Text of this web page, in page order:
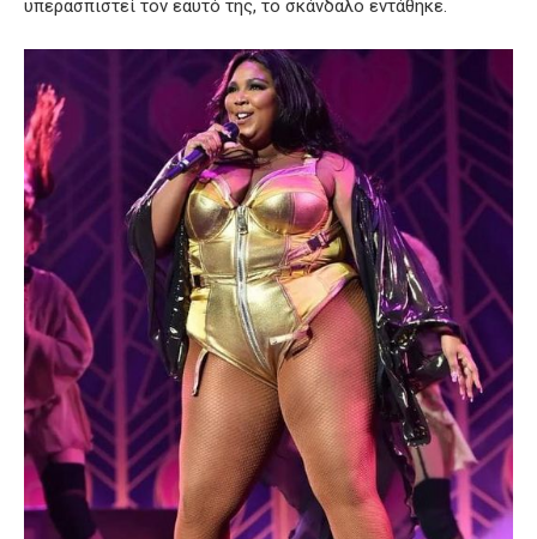
υπερασπιστεί τον εαυτό της, το σκάνδαλο εντάθηκε.